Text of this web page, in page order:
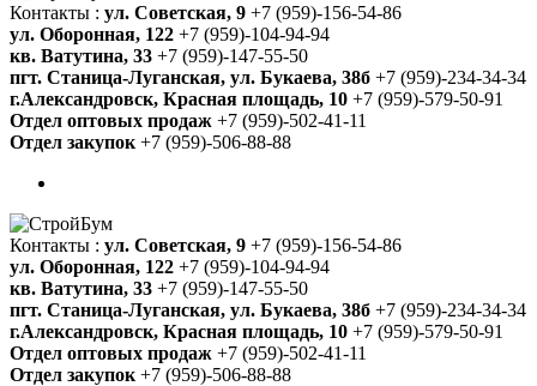
Контакты : ул. Советская, 9 +7 (959)-156-54-86
ул. Оборонная, 122 +7 (959)-104-94-94
кв. Ватутина, 33 +7 (959)-147-55-50
пгт. Станица-Луганская, ул. Букаева, 38б +7 (959)-234-34-34
г.Александровск, Красная площадь, 10 +7 (959)-579-50-91
Отдел оптовых продаж +7 (959)-502-41-11
Отдел закупок +7 (959)-506-88-88
Контакты : ул. Советская, 9 +7 (959)-156-54-86
ул. Оборонная, 122 +7 (959)-104-94-94
кв. Ватутина, 33 +7 (959)-147-55-50
пгт. Станица-Луганская, ул. Букаева, 38б +7 (959)-234-34-34
г.Александровск, Красная площадь, 10 +7 (959)-579-50-91
Отдел оптовых продаж +7 (959)-502-41-11
Отдел закупок +7 (959)-506-88-88